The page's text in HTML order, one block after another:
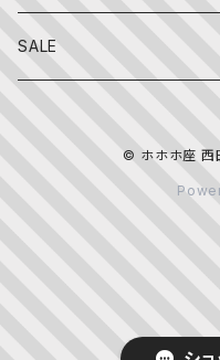
SALE
© ホホホ座 西